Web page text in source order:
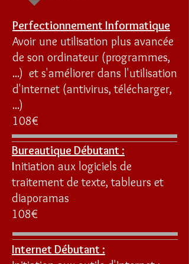
Perfectionnement Informatique
Avoir une utilisation plus avancée
de son ordinateur (programmes,
...) et s'améliorer dans l'utilisation
d'internet (antivirus, télécharger,
...)
108€
Bureautique Débutant :
Initiation aux logiciels de
traitement de texte, tableurs et
diaporamas
108€
Internet Débutant :